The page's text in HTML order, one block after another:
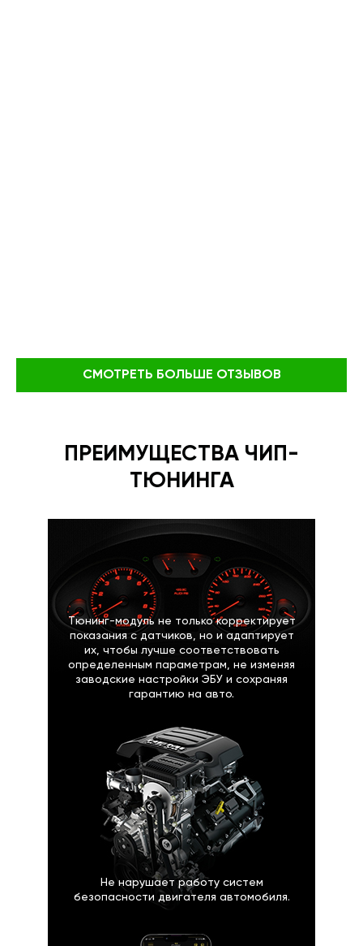
СМОТРЕТЬ БОЛЬШЕ ОТЗЫВОВ
ПРЕИМУЩЕСТВА ЧИП-
ТЮНИНГА
Тюнинг-модуль не только корректирует
показания с датчиков, но и адаптирует
их, чтобы лучше соответствовать
определенным параметрам, не изменяя
заводские настройки ЭБУ и сохраняя
гарантию на авто.
Не нарушает работу систем
безопасности двигателя автомобиля.